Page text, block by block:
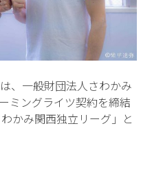
、一般財団法人さわかみ
ミングライツ契約を締結
かみ関西独立リーグ」と